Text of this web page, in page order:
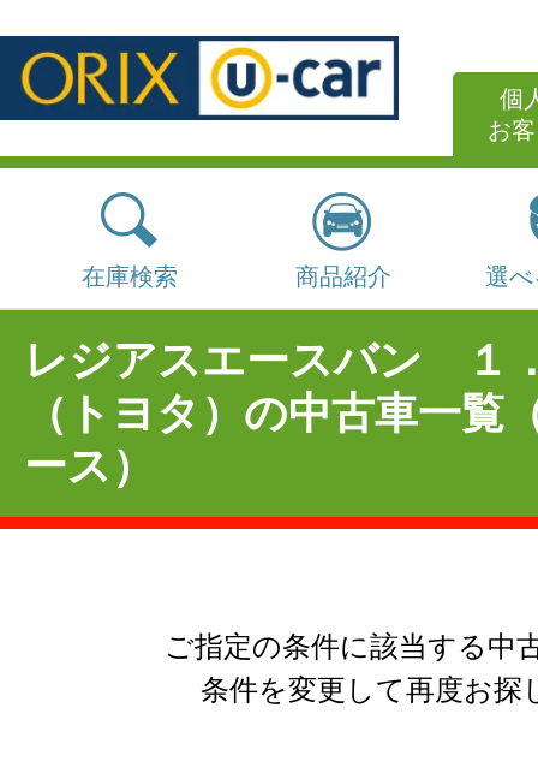
個
お
在庫検索 商品紹介 選
レジアスエースバン １
（トヨタ）の中古車一覧
ース）
ご指定の条件に該当する中
条件を変更して再度お探